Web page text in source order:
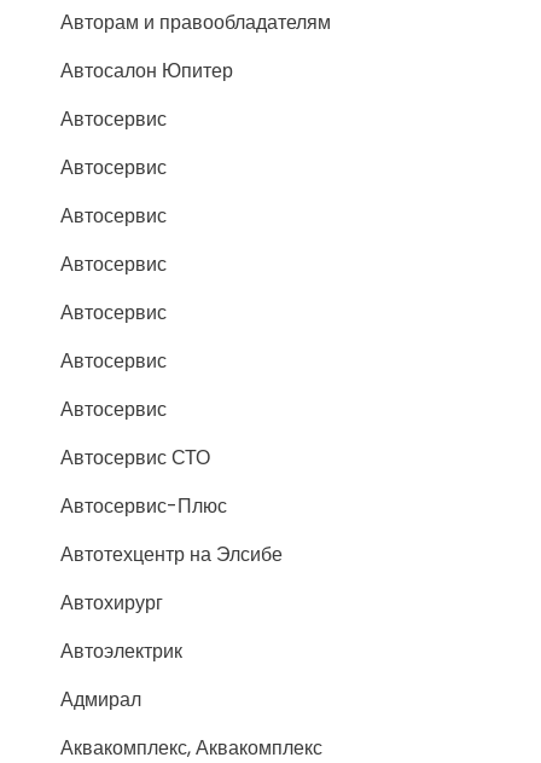
Авторам и правообладателям
Автосалон Юпитер
Автосервис
Автосервис
Автосервис
Автосервис
Автосервис
Автосервис
Автосервис
Автосервис СТО
Автосервис-Плюс
Автотехцентр на Элсибе
Автохирург
Автоэлектрик
Адмирал
Аквакомплекс, Аквакомплекс